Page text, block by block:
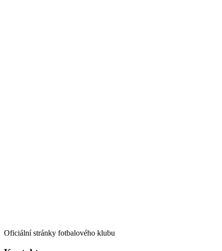
Oficiální stránky fotbalového klubu